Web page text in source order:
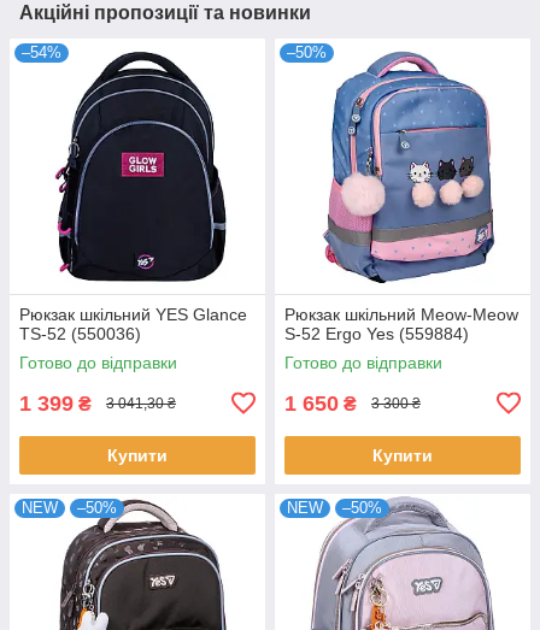
Акційні пропозиції та новинки
–54%
Рюкзак шкільний YES Glance
TS-52 (550036)
Готово до відправки
1 399 ₴ 3 041,30 ₴
Купити
–50%
Рюкзак шкільний Meow-Meow
S-52 Ergo Yes (559884)
Готово до відправки
1 650 ₴ 3 300 ₴
Купити
NEW –50% NEW –50%